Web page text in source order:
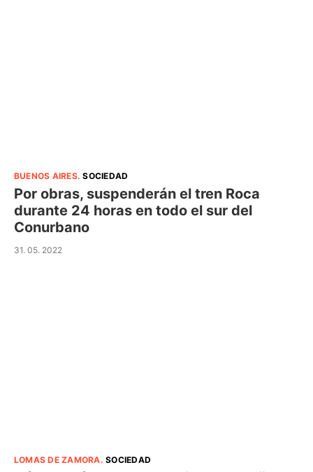
BUENOS AIRES.SOCIEDAD
Por obras, suspenderán el tren Roca
durante 24 horas en todo el sur del
Conurbano
31. 05. 2022
LOMAS DE ZAMORA.SOCIEDAD